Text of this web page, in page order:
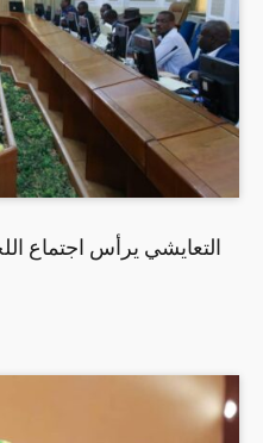
التعايشي يرأس اجتماع